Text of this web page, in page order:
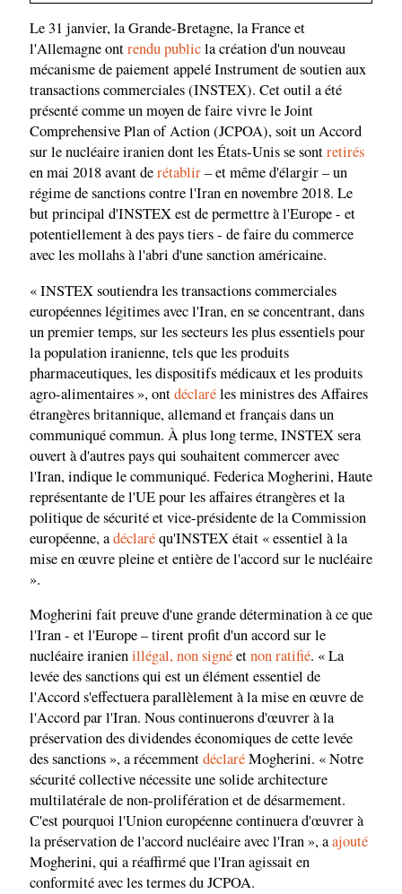
Le 31 janvier, la Grande-Bretagne, la France et
l'Allemagne ontrendu publicla création d'un nouveau
mécanisme de paiement appelé Instrument de soutien aux
transactions commerciales (INSTEX). Cet outil a été
présenté comme un moyen de faire vivre le Joint
Comprehensive Plan of Action (JCPOA), soit un Accord
sur le nucléaire iranien dont les États-Unis se sontretirés
en mai 2018 avant derétablir– et même d'élargir – un
régime de sanctions contre l'Iran en novembre 2018. Le
but principal d'INSTEX est de permettre à l'Europe - et
potentiellement à des pays tiers - de faire du commerce
avec les mollahs à l'abri d'une sanction américaine.
« INSTEX soutiendra les transactions commerciales
européennes légitimes avec l'Iran, en se concentrant, dans
un premier temps, sur les secteurs les plus essentiels pour
la population iranienne, tels que les produits
pharmaceutiques, les dispositifs médicaux et les produits
agro-alimentaires », ontdéclaréles ministres des Affaires
étrangères britannique, allemand et français dans un
communiqué commun. À plus long terme, INSTEX sera
ouvert à d'autres pays qui souhaitent commercer avec
l'Iran, indique le communiqué. Federica Mogherini, Haute
représentante de l'UE pour les affaires étrangères et la
politique de sécurité et vice-présidente de la Commission
européenne, adéclaréqu'INSTEX était « essentiel à la
mise en œuvre pleine et entière de l'accord sur le nucléaire
».
Mogherini fait preuve d'une grande détermination à ce que
l'Iran - et l'Europe – tirent profit d'un accord sur le
nucléaire iranienillégal, non signéetnon ratifié. « La
levée des sanctions qui est un élément essentiel de
l'Accord s'effectuera parallèlement à la mise en œuvre de
l'Accord par l'Iran. Nous continuerons d'œuvrer à la
préservation des dividendes économiques de cette levée
des sanctions », a récemmentdéclaréMogherini. « Notre
sécurité collective nécessite une solide architecture
multilatérale de non-prolifération et de désarmement.
C'est pourquoi l'Union européenne continuera d'œuvrer à
la préservation de l'accord nucléaire avec l'Iran », aajouté
Mogherini, qui a réaffirmé que l'Iran agissait en
conformité avec les termes du JCPOA.